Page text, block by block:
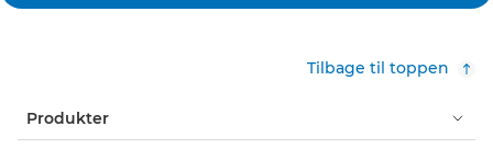
Tilbage til toppen
Produkter